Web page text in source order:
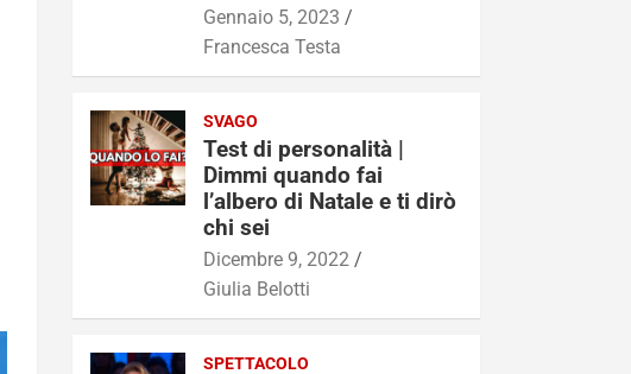
Gennaio 5, 2023
Francesca Testa
SVAGO
Test di personalità |
Dimmi quando fai
l’albero di Natale e ti dirò
chi sei
Dicembre 9, 2022
Giulia Belotti
SPETTACOLO